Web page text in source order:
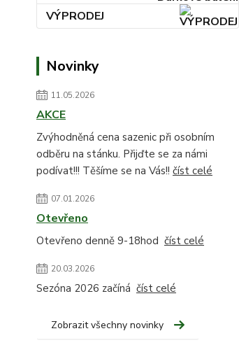
VÝPRODEJ
Novinky
11.05.2026
AKCE
Zvýhodněná cena sazenic při osobním
odběru na stánku. Přijďte se za námi
podívat!!! Těšíme se na Vás!! číst celé
07.01.2026
Otevřeno
Otevřeno denně 9-18hod číst celé
20.03.2026
Sezóna 2026 začíná číst celé
Zobrazit všechny novinky